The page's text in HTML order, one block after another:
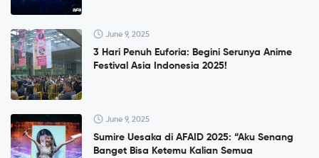
June 9, 2025
3 Hari Penuh Euforia: Begini Serunya Anime
Festival Asia Indonesia 2025!
June 9, 2025
Sumire Uesaka di AFAID 2025: “Aku Senang
Banget Bisa Ketemu Kalian Semua